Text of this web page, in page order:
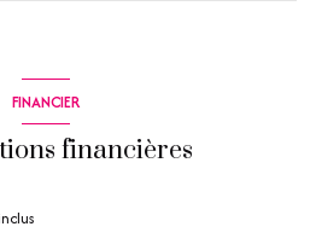
FINANCIER
financières